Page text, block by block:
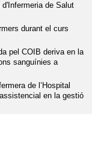
de Salut
durant el curs
pel COIB deriva en la
sanguínies a
de l’Hospital
en la gestió